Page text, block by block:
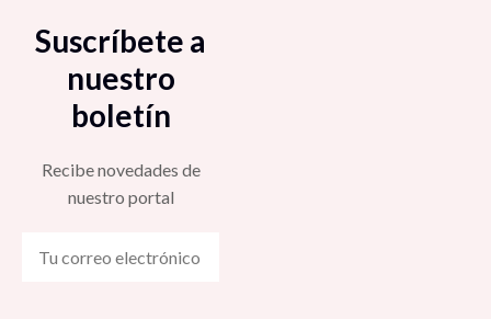
Suscríbete a
nuestro
boletín
Recibe novedades de
nuestro portal